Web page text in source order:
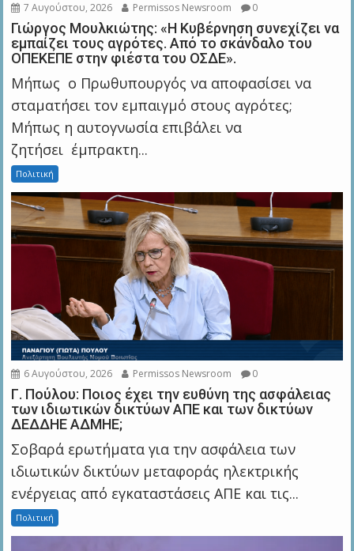
7 Αυγούστου, 2026 Permissos Newsroom 0
Γιώργος Μουλκιώτης: «Η Κυβέρνηση συνεχίζει να
εμπαίζει τους αγρότες. Από το σκάνδαλο του
ΟΠΕΚΕΠΕ στην φιέστα του ΟΣΔΕ».
Μήπως ο Πρωθυπουργός να αποφασίσει να
σταματήσει τον εμπαιγμό στους αγρότες;
Μήπως η αυτογνωσία επιβάλει να
ζητήσει έμπρακτη...
Πολιτική
6 Αυγούστου, 2026 Permissos Newsroom 0
Γ. Πούλου: Ποιος έχει την ευθύνη της ασφάλειας
των ιδιωτικών δικτύων ΑΠΕ και των δικτύων
ΔΕΔΔΗΕ ΑΔΜΗΕ;
Σοβαρά ερωτήματα για την ασφάλεια των
ιδιωτικών δικτύων μεταφοράς ηλεκτρικής
ενέργειας από εγκαταστάσεις ΑΠΕ και τις...
Πολιτική